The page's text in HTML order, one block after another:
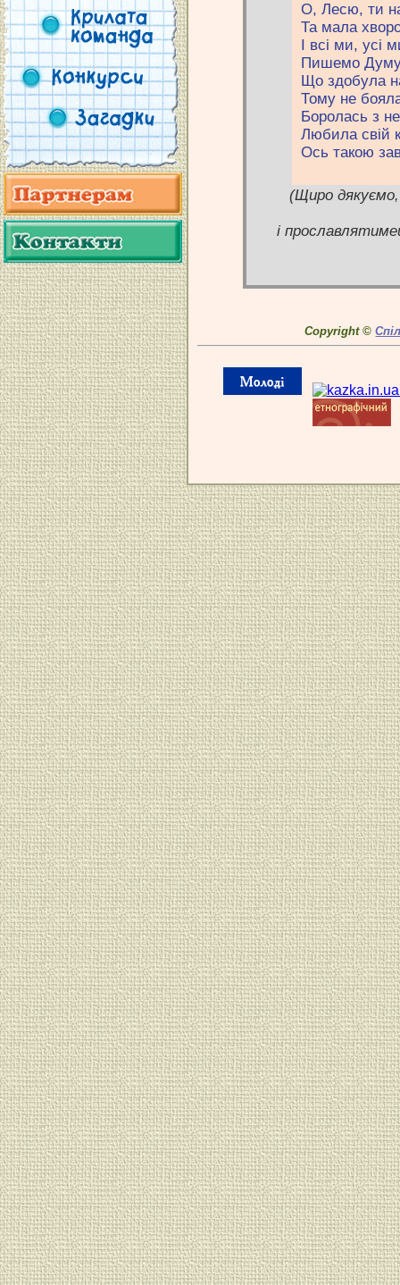
О, Лесю, ти
Та мала
І всі ми, усі
Пишемо
Що здобула
Тому не
Боролась з
Любила свій
Ось такою
(Щиро
і
Copyright ©